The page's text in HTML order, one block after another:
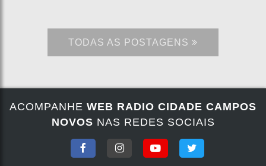
TODAS AS POSTAGENS
ACOMPANHE WEB RADIO CIDADE CAMPOS
NOVOS NAS REDES SOCIAIS